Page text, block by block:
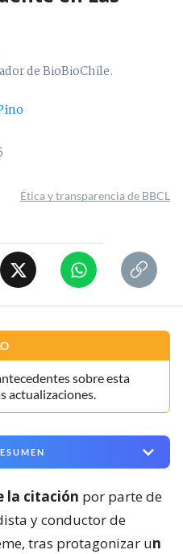
de BioBioChile.
Ética y transparencia de BBCL
sobre esta
actualizaciones.
la citación por parte de
y conductor de
tras protagonizar un